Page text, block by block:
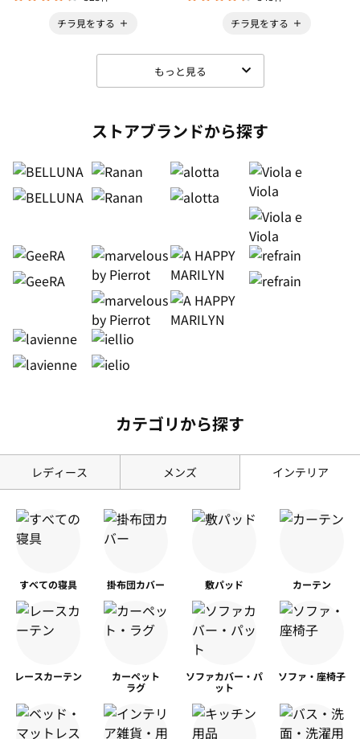
チラ見をする
チラ見をする
もっと見る
ストアブランドから探す
カテゴリから探す
レディース メンズ インテリア
すべての寝具 掛布団カバー 敷パッド カーテン
レースカーテン
カーペット
ラグ
ソファカバー・パ
ット
ソファ・座椅子